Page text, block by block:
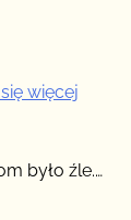
więcej
ma,
było źle.…